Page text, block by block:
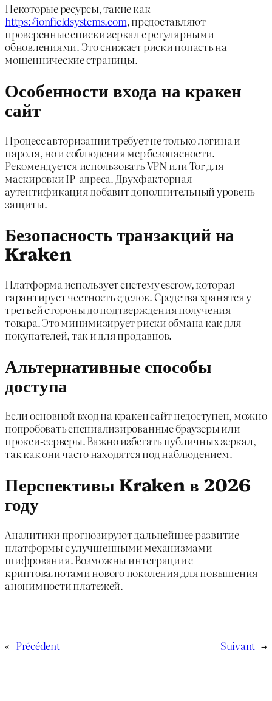
Некоторые ресурсы, такие как
https://ionfieldsystems.com, предоставляют
проверенные списки зеркал с регулярными
обновлениями. Это снижает риски попасть на
мошеннические страницы.
Особенности входа на кракен
сайт
Процесс авторизации требует не только логина и
пароля, но и соблюдения мер безопасности.
Рекомендуется использовать VPN или Tor для
маскировки IP-адреса. Двухфакторная
аутентификация добавит дополнительный уровень
защиты.
Безопасность транзакций на
Kraken
Платформа использует систему escrow, которая
гарантирует честность сделок. Средства хранятся у
третьей стороны до подтверждения получения
товара. Это минимизирует риски обмана как для
покупателей, так и для продавцов.
Альтернативные способы
доступа
Если основной вход на кракен сайт недоступен, можно
попробовать специализированные браузеры или
прокси-серверы. Важно избегать публичных зеркал,
так как они часто находятся под наблюдением.
Перспективы Kraken в 2026
году
Аналитики прогнозируют дальнейшее развитие
платформы с улучшенными механизмами
шифрования. Возможны интеграции с
криптовалютами нового поколения для повышения
анонимности платежей.
« Précédent Suivant →